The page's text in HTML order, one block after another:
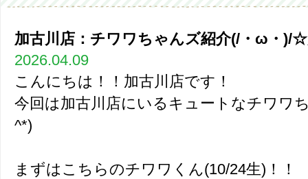
加古川店：チワワちゃんズ紹介(/・ω・)/
2026.04.09
こんにちは！！加古川店です！
今回は加古川店にいるキュートなチワワ
^*)
まずはこちらのチワワくん(10/24生)！！